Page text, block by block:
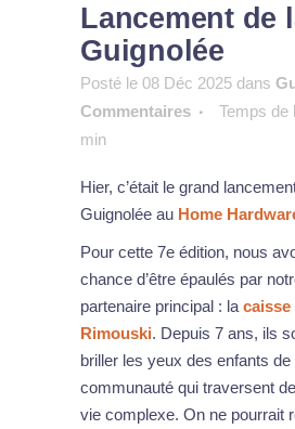
Lancement de
Guignolée
Posté le 08 Déc 2025 dans
Commentaires
Temps de
min
Hier, c’était le grand
Guignolée au Home
Pour cette 7e édition, nous
chance d’être épaulés par
partenaire principal : la caisse
Rimouski. Depuis 7 ans, ils
briller les yeux des enfants de
communauté qui traversent
vie complexe. On ne pourrait